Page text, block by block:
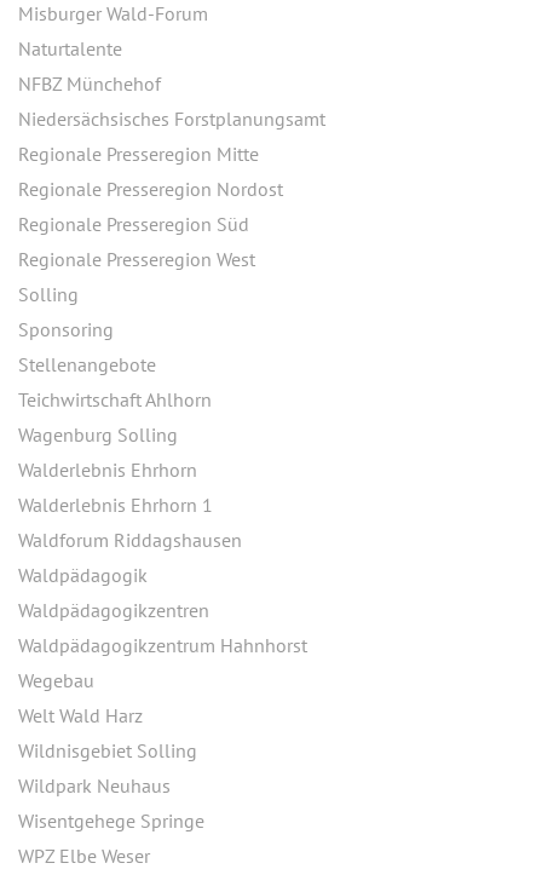
Misburger Wald-Forum
Naturtalente
NFBZ Münchehof
Niedersächsisches Forstplanungsamt
Regionale Presseregion Mitte
Regionale Presseregion Nordost
Regionale Presseregion Süd
Regionale Presseregion West
Solling
Sponsoring
Stellenangebote
Teichwirtschaft Ahlhorn
Wagenburg Solling
Walderlebnis Ehrhorn
Walderlebnis Ehrhorn 1
Waldforum Riddagshausen
Waldpädagogik
Waldpädagogikzentren
Waldpädagogikzentrum Hahnhorst
Wegebau
Welt Wald Harz
Wildnisgebiet Solling
Wildpark Neuhaus
Wisentgehege Springe
WPZ Elbe Weser